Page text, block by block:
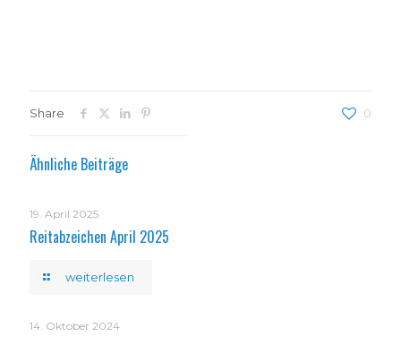
Share 0
Ähnliche Beiträge
19. April 2025
Reitabzeichen April 2025
weiterlesen
14. Oktober 2024